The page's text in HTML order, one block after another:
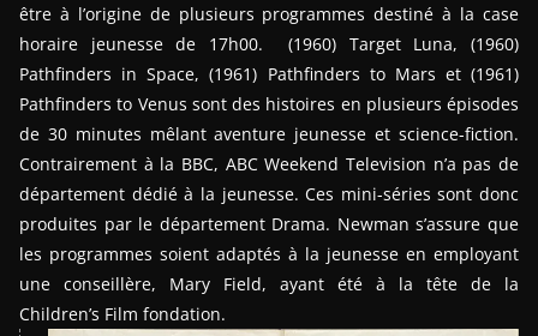
être à l’origine de plusieurs programmes destiné à la case
horaire jeunesse de 17h00. (1960) Target Luna, (1960)
Pathfinders in Space, (1961) Pathfinders to Mars et (1961)
Pathfinders to Venus sont des histoires en plusieurs épisodes
de 30 minutes mêlant aventure jeunesse et science-fiction.
Contrairement à la BBC, ABC Weekend Television n’a pas de
département dédié à la jeunesse. Ces mini-séries sont donc
produites par le département Drama. Newman s’assure que
les programmes soient adaptés à la jeunesse en employant
une conseillère, Mary Field, ayant été à la tête de la
Children’s Film fondation.